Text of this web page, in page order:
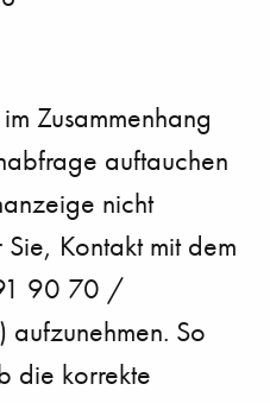
Zusammenhang
auftauchen
nicht
Kontakt mit dem
90 70 /
) aufzunehmen. So
die korrekte